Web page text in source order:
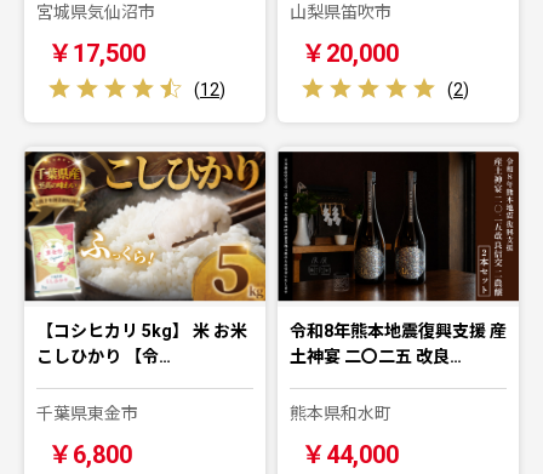
宮城県気仙沼市
￥17,500
(12)
山梨県笛吹市
￥20,000
(2)
【コシヒカリ 5kg】 米 お米
こしひかり 【令…
千葉県東金市
￥6,800
令和8年熊本地震復興支援 産
土神宴 二〇二五 改良…
熊本県和水町
￥44,000